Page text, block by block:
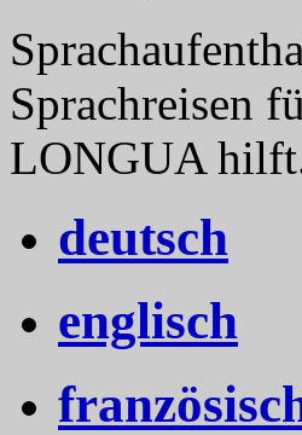
Sprachreisen
LONGUA
deutsch
englisch